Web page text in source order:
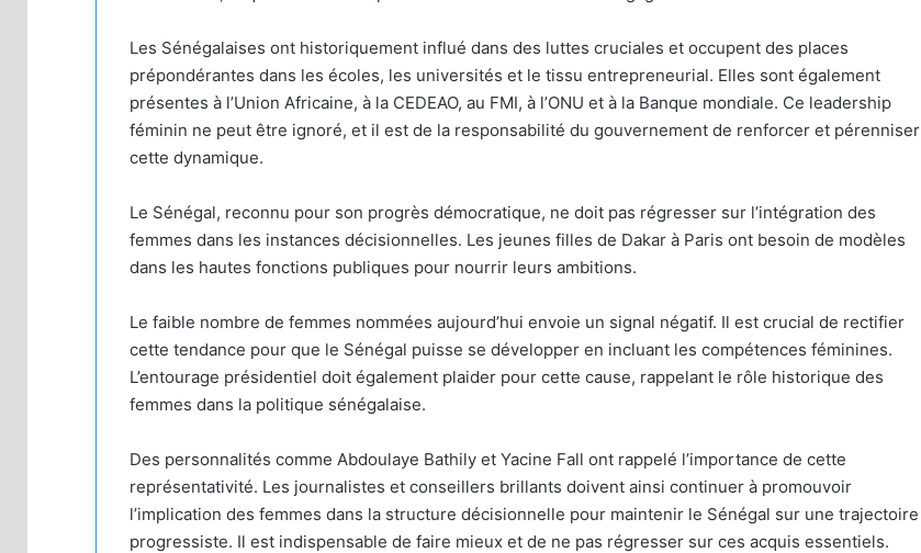
Les Sénégalaises ont historiquement influé dans des luttes cruciales et occupent des places
prépondérantes dans les écoles, les universités et le tissu entrepreneurial. Elles sont également
présentes à l’Union Africaine, à la CEDEAO, au FMI, à l’ONU et à la Banque mondiale. Ce leadership
féminin ne peut être ignoré, et il est de la responsabilité du gouvernement de renforcer et pérenniser
cette dynamique.
Le Sénégal, reconnu pour son progrès démocratique, ne doit pas régresser sur l’intégration des
femmes dans les instances décisionnelles. Les jeunes filles de Dakar à Paris ont besoin de modèles
dans les hautes fonctions publiques pour nourrir leurs ambitions.
Le faible nombre de femmes nommées aujourd’hui envoie un signal négatif. Il est crucial de rectifier
cette tendance pour que le Sénégal puisse se développer en incluant les compétences féminines.
L’entourage présidentiel doit également plaider pour cette cause, rappelant le rôle historique des
femmes dans la politique sénégalaise.
Des personnalités comme Abdoulaye Bathily et Yacine Fall ont rappelé l’importance de cette
représentativité. Les journalistes et conseillers brillants doivent ainsi continuer à promouvoir
l’implication des femmes dans la structure décisionnelle pour maintenir le Sénégal sur une trajectoire
progressiste. Il est indispensable de faire mieux et de ne pas régresser sur ces acquis essentiels.